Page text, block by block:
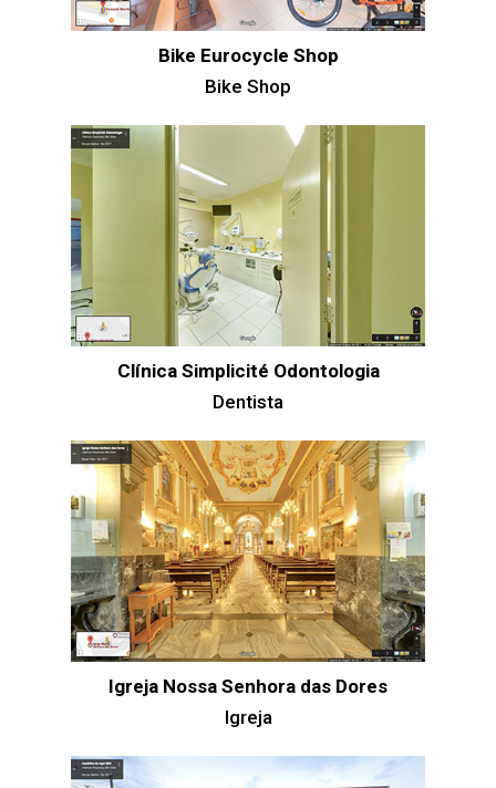
Bike Eurocycle Shop
Bike Shop
Clínica Simplicité Odontologia
Dentista
Igreja Nossa Senhora das Dores
Igreja